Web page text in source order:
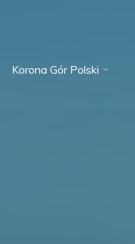
Korona Gór Polski